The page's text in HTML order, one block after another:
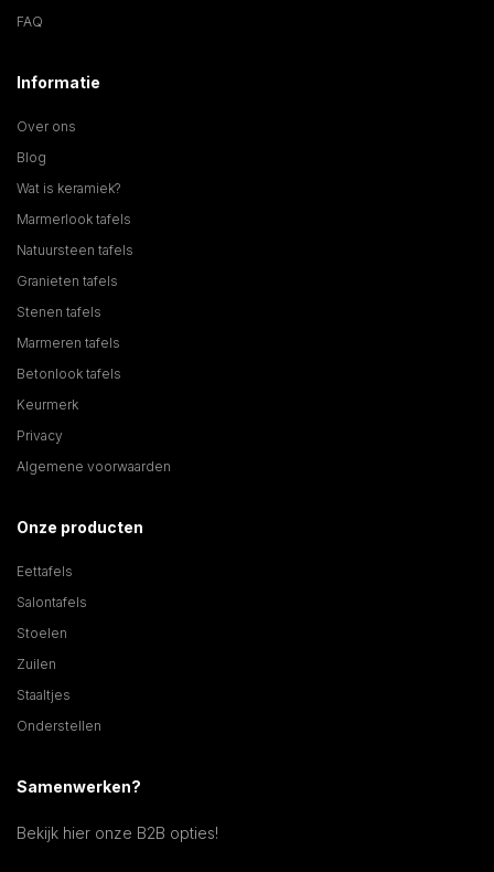
FAQ
Informatie
Over ons
Blog
Wat is keramiek?
Marmerlook tafels
Natuursteen tafels
Granieten tafels
Stenen tafels
Marmeren tafels
Betonlook tafels
Keurmerk
Privacy
Algemene voorwaarden
Onze producten
Eettafels
Salontafels
Stoelen
Zuilen
Staaltjes
Onderstellen
Samenwerken?
Bekijk hier onze B2B opties!